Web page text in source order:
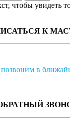
чтобы увидеть
К
в